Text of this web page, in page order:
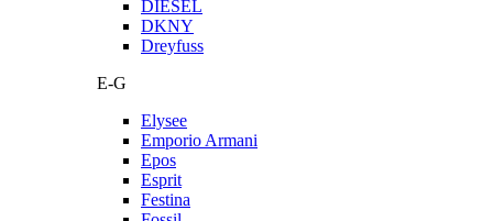
DIESEL
DKNY
Dreyfuss
E-G
Elysee
Emporio Armani
Epos
Esprit
Festina